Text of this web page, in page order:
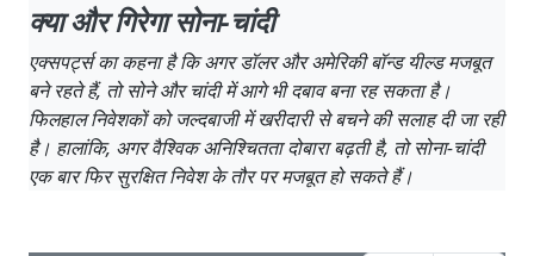
क्या और गिरेगा सोना-चांदी
एक्सपर्ट्स का कहना है कि अगर डॉलर और अमेरिकी बॉन्ड यील्ड मजबूत
बने रहते हैं, तो सोने और चांदी में आगे भी दबाव बना रह सकता है।
फिलहाल निवेशकों को जल्दबाजी में खरीदारी से बचने की सलाह दी जा रही
है। हालांकि, अगर वैश्विक अनिश्चितता दोबारा बढ़ती है, तो सोना-चांदी
एक बार फिर सुरक्षित निवेश के तौर पर मजबूत हो सकते हैं।